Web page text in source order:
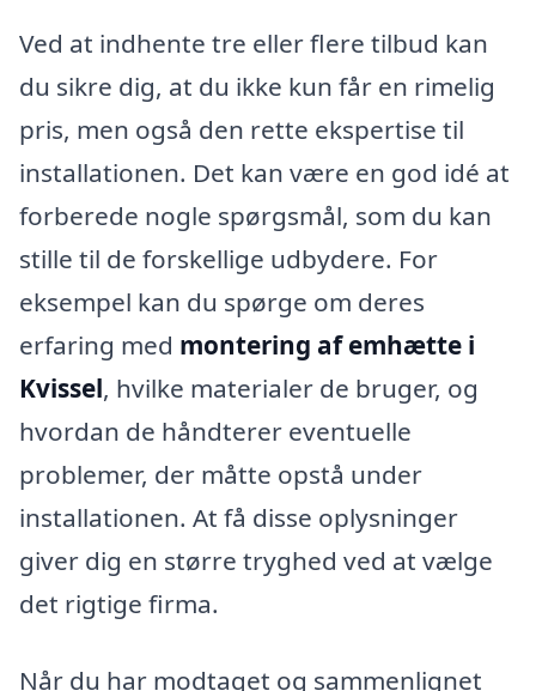
Ved at indhente tre eller flere tilbud kan
du sikre dig, at du ikke kun får en rimelig
pris, men også den rette ekspertise til
installationen. Det kan være en god idé at
forberede nogle spørgsmål, som du kan
stille til de forskellige udbydere. For
eksempel kan du spørge om deres
erfaring med montering af emhætte i
Kvissel, hvilke materialer de bruger, og
hvordan de håndterer eventuelle
problemer, der måtte opstå under
installationen. At få disse oplysninger
giver dig en større tryghed ved at vælge
det rigtige firma.
Når du har modtaget og sammenlignet